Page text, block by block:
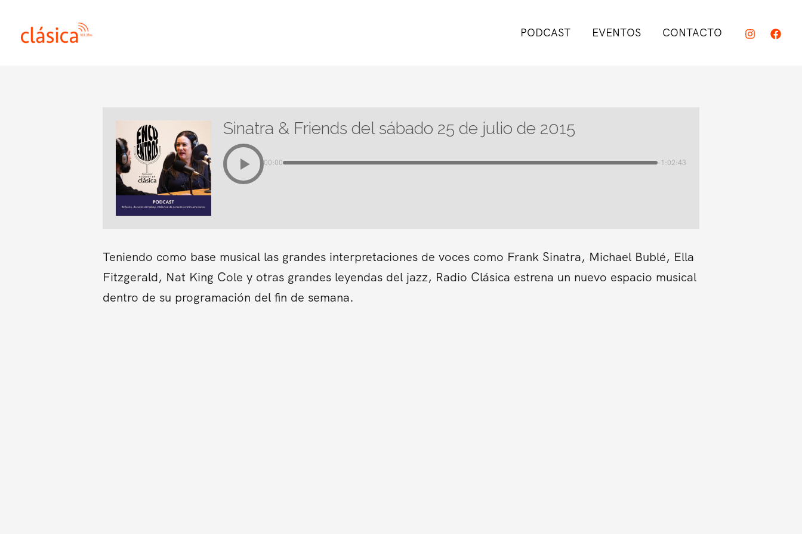
contenido
PODCAST EVENTOS CONTACTO
Sinatra & Friends del sábado 25 de julio de 2015
00:00 -1:02:43
Teniendo como base musical las grandes interpretaciones de voces como Frank Sinatra, Michael Bublé, Ella
Fitzgerald, Nat King Cole y otras grandes leyendas del jazz, Radio Clásica estrena un nuevo espacio musical
dentro de su programación del fin de semana.